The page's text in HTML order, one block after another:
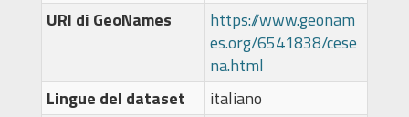
URI di GeoNames
https://www.geonam
es.org/6541838/cese
na.html
Lingue del dataset
italiano